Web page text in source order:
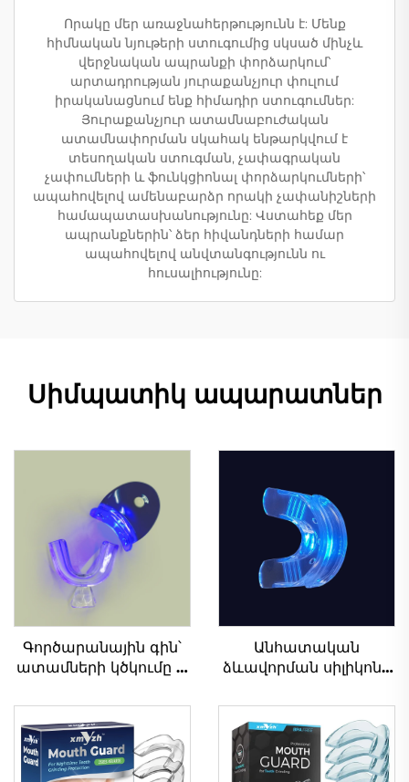
Որակը մեր առաջնահերթությունն է: Մենք
հիմնական նյութերի ստուգումից սկսած մինչև
վերջնական ապրանքի փորձարկում՝
արտադրության յուրաքանչյուր փուլում
իրականացնում ենք հիմադիր ստուգումներ:
Յուրաքանչյուր ատամնաբուժական
ատամնափորման սկահակ ենթարկվում է
տեսողական ստուգման, չափագրական
չափումների և ֆունկցիոնալ փորձարկումների՝
ապահովելով ամենաբարձր որակի չափանիշների
համապատասխանությունը: Վստահեք մեր
ապրանքներին՝ ձեր հիվանդների համար
ապահովելով անվտանգությունն ու
հուսալիությունը:
Սիմպատիկ ապարատներ
Գործարանային գին՝
ատամների կծկումը և
սիլիկոնե ատամների
պաշտպանիչ առաջին
օրվա համար,
ատամների
Անհատական
ձևավորման սիլիկոնե
սառույց,
մասնագիտական
ատամների
սպիտակեցման